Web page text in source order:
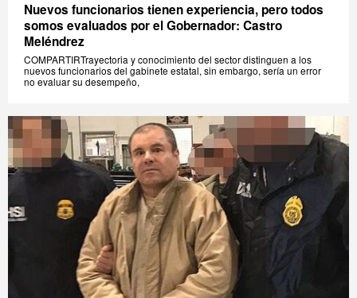
Nuevos funcionarios tienen experiencia, pero todos
somos evaluados por el Gobernador: Castro
Meléndrez
COMPARTIRTrayectoria y conocimiento del sector distinguen a los
nuevos funcionarios del gabinete estatal, sin embargo, sería un error
no evaluar su desempeño,